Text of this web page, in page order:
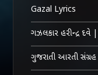
Gazal Lyrics
ગઝલકાર હરીન્દ્ર
ગુજરાતી આરતી